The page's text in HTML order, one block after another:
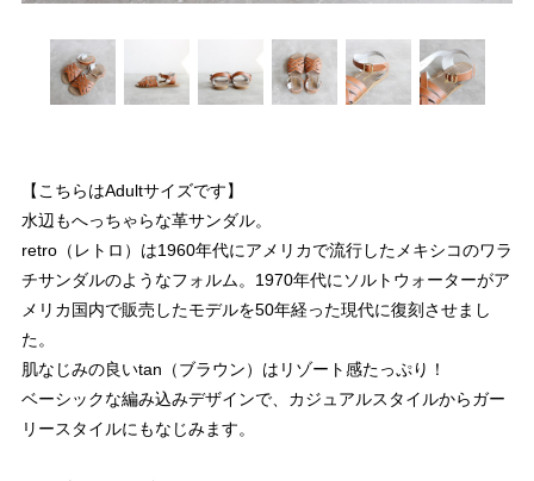
【こちらはAdultサイズです】
水辺もへっちゃらな革サンダル。
retro（レトロ）は1960年代にアメリカで流行したメキシコのワラ
チサンダルのようなフォルム。1970年代にソルトウォーターがア
メリカ国内で販売したモデルを50年経った現代に復刻させまし
た。
肌なじみの良いtan（ブラウン）はリゾート感たっぷり！
ベーシックな編み込みデザインで、カジュアルスタイルからガー
リースタイルにもなじみます。